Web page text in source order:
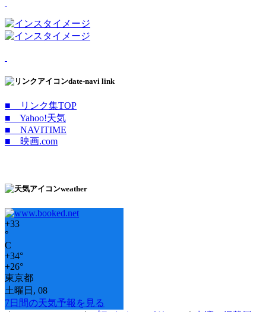
date-navi link
■ リンク集TOP
■ Yahoo!天気
■ NAVITIME
■ 映画.com
weather
+33
°
C
+34°
+26°
東京都
土曜日, 08
7日間の天気予報を見る